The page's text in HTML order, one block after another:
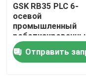
Аксессуары
GSK RB35 PLC 6-
осевой
промышленный
манипулятор
Отправить